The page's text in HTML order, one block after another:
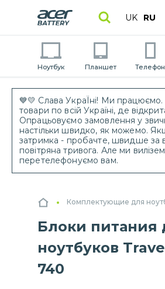
💙💛 Слава УкраЇні! Ми
товари по всій Україні, де
Опрацьовуємо замовлення у
настільки швидко, як можемо.
затримка - пробачте, швидше за
повітряна тривога. Але ми
перетелефонуємо вам.
UK RU
Ноутбук Планшет Телефон
Комплектующие для
Блоки питания
ноутбуков
740